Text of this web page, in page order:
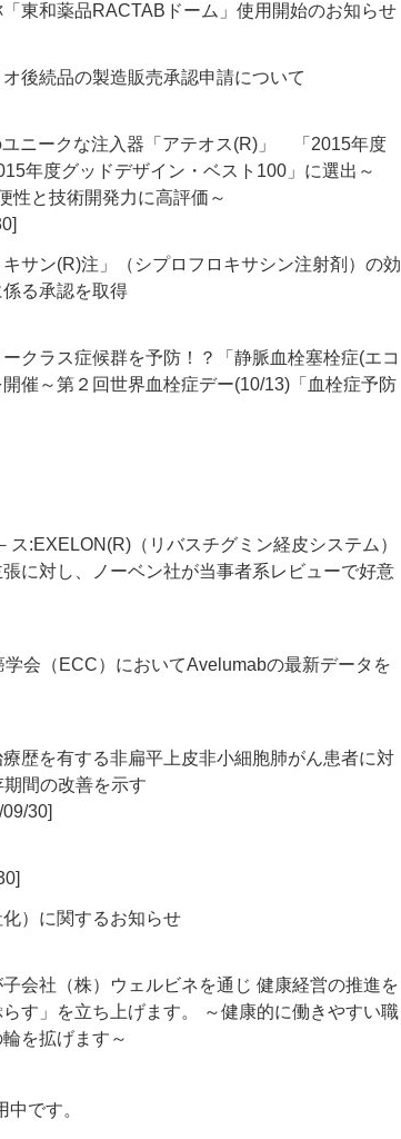
東和薬品RACTABドーム」使用開始のお知らせ
後続品の製造販売承認申請について
ニークな注入器「アテオス(R)」 「2015年度
年度グッドデザイン・ベスト100」に選出～
性と技術開発力に高評価～
サン(R)注」（シプロフロキサシン注射剤）の効
る承認を取得
クラス症候群を予防！？「静脈血栓塞栓症(エコ
催～第２回世界血栓症デー(10/13)「血栓症予防
:EXELON(R)（リバスチグミン経皮システム）
に対し、ノーベン社が当事者系レビューで好意
会（ECC）においてAvelumabの最新データを
歴を有する非扁平上皮非小細胞肺がん患者に対
間の改善を示す
30]
）に関するお知らせ
会社（株）ウェルビネを通じ 健康経営の推進を
す」を立ち上げます。 ～健康的に働きやすい職
を拡げます～
です。